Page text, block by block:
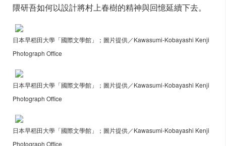
隈研吾如何以設計將村上春樹的精神與回憶延續下去。
日本早稻田大學「國際文學館」；圖片提供／Kawasumi-Kobayashi Kenji
Photograph Office
日本早稻田大學「國際文學館」；圖片提供／Kawasumi-Kobayashi Kenji
Photograph Office
日本早稻田大學「國際文學館」；圖片提供／Kawasumi-Kobayashi Kenji
Photograph Office